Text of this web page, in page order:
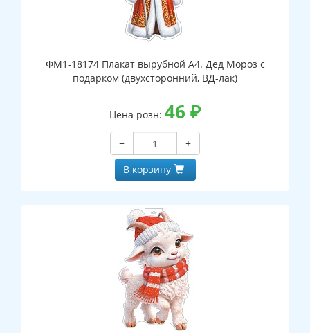
ФМ1-18174 Плакат вырубной А4. Дед Мороз с
подарком (двухсторонний, ВД-лак)
Цена розн: 46 ₽
−
+
В корзину